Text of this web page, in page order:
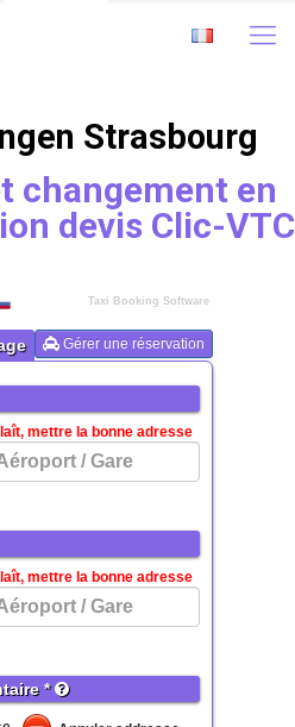
Strasbourg
changement en
devis Clic-VTC